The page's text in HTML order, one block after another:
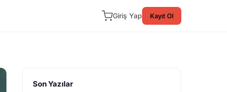
Giriş Yap Kayıt Ol
Son Yazılar